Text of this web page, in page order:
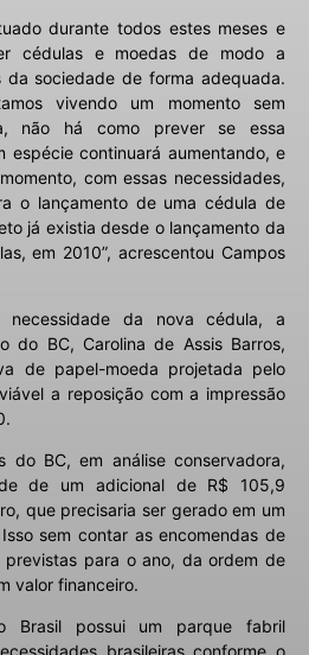
durante todos estes meses e
cédulas e moedas de modo a
da sociedade de forma adequada.
vivendo um momento sem
não há como prever se essa
espécie continuará aumentando, e
com essas necessidades,
o lançamento de uma cédula de
já existia desde o lançamento da
em 2010”, acrescentou Campos
da nova cédula, a
do BC, Carolina de Assis Barros,
de papel-moeda projetada pelo
a reposição com a impressão
do BC, em análise conservadora,
de um adicional de R$ 105,9
que precisaria ser gerado em um
sem contar as encomendas de
previstas para o ano, da ordem de
valor financeiro.
Brasil possui um parque fabril
brasileiras conforme o